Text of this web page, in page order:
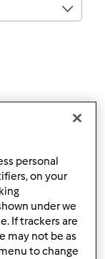
personal
on your
under we
If trackers are
may not be as
to change